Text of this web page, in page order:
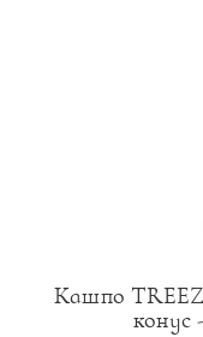
Кашпо
конус